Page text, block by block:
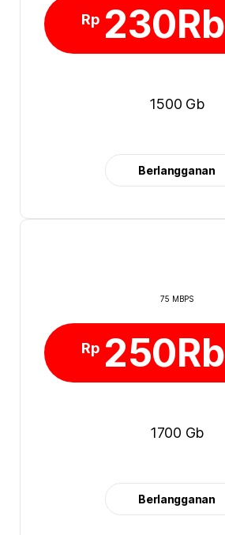
Rp 230Rb
1500 Gb
Berlangganan
75 MBPS
Rp 250Rb
1700 Gb
Berlangganan